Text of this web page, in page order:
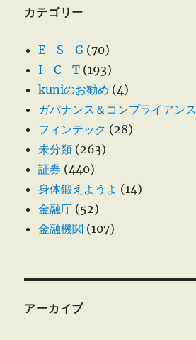
カテゴリー
E S G (70)
I C T (193)
kuniのお勧め (4)
ガバナンス＆コンプライアンス
フィンテック (28)
未分類 (263)
証券 (440)
身体鍛えようよ (14)
金融庁 (52)
金融機関 (107)
アーカイブ